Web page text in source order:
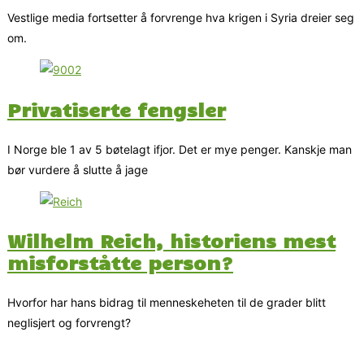
Vestlige media fortsetter å forvrenge hva krigen i Syria dreier seg
om.
Privatiserte fengsler
I Norge ble 1 av 5 bøtelagt ifjor. Det er mye penger. Kanskje man
bør vurdere å slutte å jage
Wilhelm Reich, historiens mest
misforståtte person?
Hvorfor har hans bidrag til menneskeheten til de grader blitt
neglisjert og forvrengt?